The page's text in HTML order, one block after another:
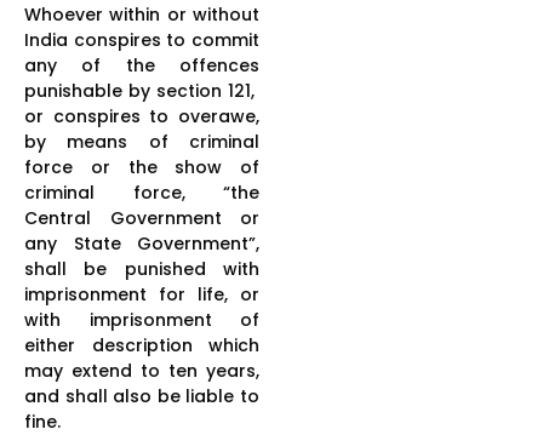
Whoever within or without
India conspires to commit
any of the offences
punishable by section 121,
or conspires to overawe,
by means of criminal
force or the show of
criminal force, “the
Central Government or
any State Government”,
shall be punished with
imprisonment for life, or
with imprisonment of
either description which
may extend to ten years,
and shall also be liable to
fine.